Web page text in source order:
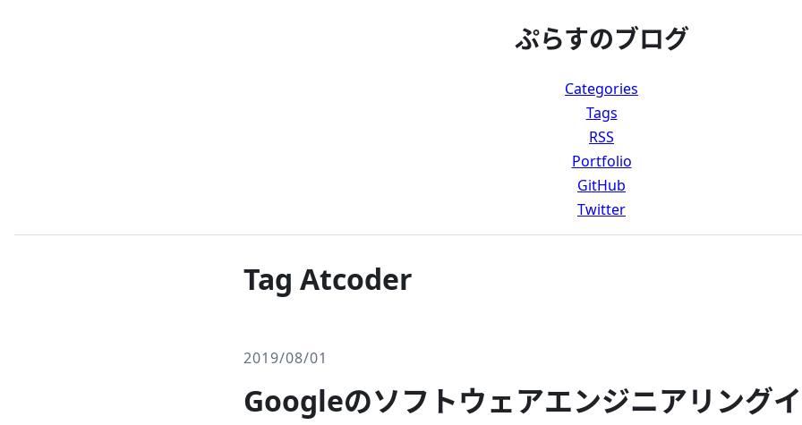
ぷらすのブログ
Categories
Tags
RSS
Portfolio
GitHub
Twitter
Tag Atcoder
2019/08/01
Googleのソフトウェアエンジニアリング